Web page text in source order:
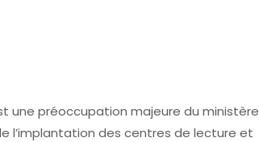
une préoccupation majeure du ministère
l’implantation des centres de lecture et